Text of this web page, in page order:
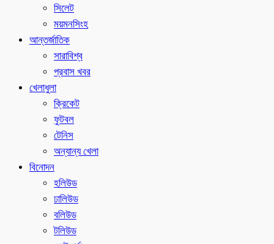
সিলেট
ময়মনসিংহ
আন্তর্জাতিক
সারাবিশ্ব
প্রবাস খবর
খেলাধুলা
ক্রিকেট
ফুটবল
টেনিস
অন্যান্য খেলা
বিনোদন
হলিউড
ঢালিউড
বলিউড
টলিউড